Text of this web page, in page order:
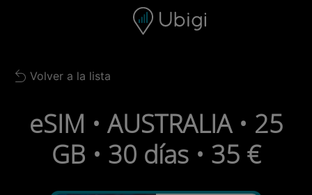
Barra de navegación
Back to list
Volver a la lista
eSIM • AUSTRALIA • 25
GB • 30 días • 35 €